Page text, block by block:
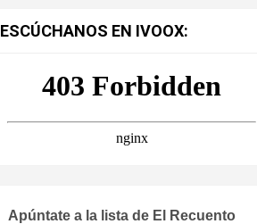
ESCÚCHANOS EN IVOOX:
Apúntate a la lista de El Recuento